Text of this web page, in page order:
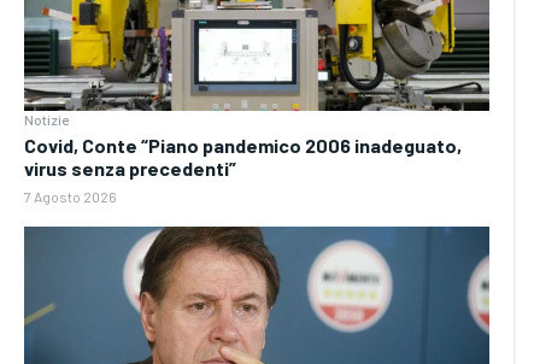
Notizie
Covid, Conte “Piano pandemico 2006 inadeguato,
virus senza precedenti”
7 Agosto 2026